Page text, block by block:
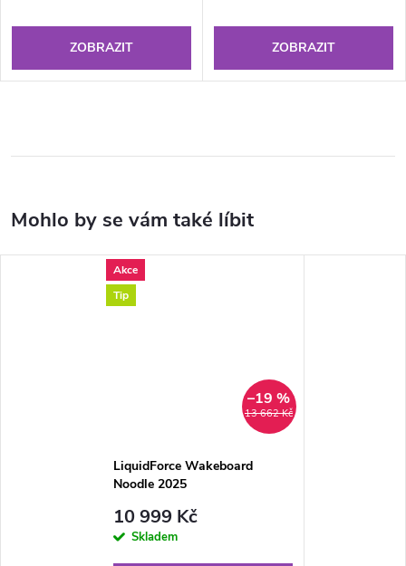
ZOBRAZIT ZOBRAZIT
Akce
Tip
13 662 Kč
–19 %
LiquidForce Wakeboard
Noodle 2025
10 999 Kč
Skladem